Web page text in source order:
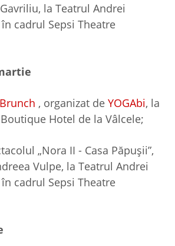
la Teatrul Andrei
cadrul Sepsi Theatre
, organizat de YOGAbi, la
Hotel de la Vâlcele;
„Nora II - Casa Păpușii”,
Vulpe, la Teatrul Andrei
cadrul Sepsi Theatre